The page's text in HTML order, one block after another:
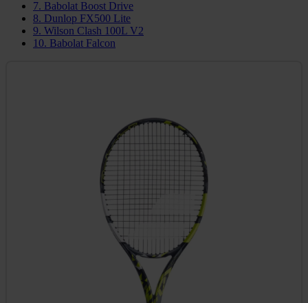
7. Babolat Boost Drive
8. Dunlop FX500 Lite
9. Wilson Clash 100L V2
10. Babolat Falcon